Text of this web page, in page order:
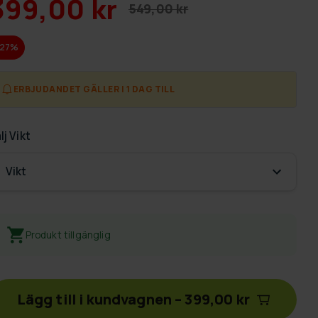
kr 549,00 kr
ERBJUDANDET GÄLLER I 1 DAG TILL
Vikt
Vikt
Produkt tillgänglig
Lägg till i kundvagnen – 399,00 kr